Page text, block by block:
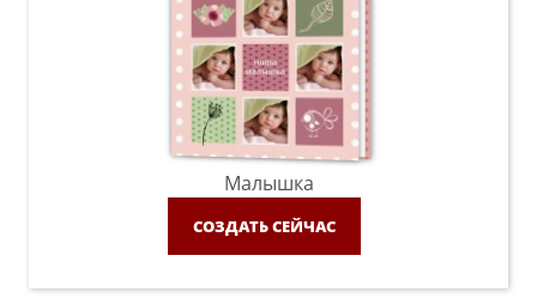
Малышка
СОЗДАТЬ СЕЙЧАС